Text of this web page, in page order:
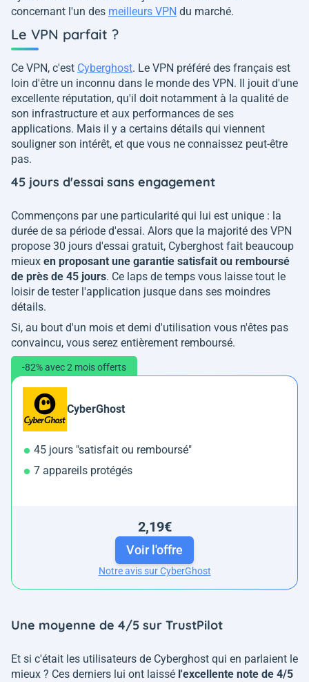
concernant l'un des meilleurs VPN du marché.
Le VPN parfait ?
Ce VPN, c'est Cyberghost. Le VPN préféré des français est
loin d'être un inconnu dans le monde des VPN. Il jouit d'une
excellente réputation, qu'il doit notamment à la qualité de
son infrastructure et aux performances de ses
applications. Mais il y a certains détails qui viennent
souligner son intérêt, et que vous ne connaissez peut-être
pas.
45 jours d'essai sans engagement
Commençons par une particularité qui lui est unique : la
durée de sa période d'essai. Alors que la majorité des VPN
propose 30 jours d'essai gratuit, Cyberghost fait beaucoup
mieux en proposant une garantie satisfait ou remboursé
de près de 45 jours. Ce laps de temps vous laisse tout le
loisir de tester l'application jusque dans ses moindres
détails.
Si, au bout d'un mois et demi d'utilisation vous n'êtes pas
convaincu, vous serez entièrement remboursé.
-82% avec 2 mois offerts
CyberGhost
45 jours "satisfait ou remboursé"
7 appareils protégés
2,19€
Voir l'offre
Notre avis sur CyberGhost
Une moyenne de 4/5 sur TrustPilot
Et si c'était les utilisateurs de Cyberghost qui en parlaient le
mieux ? Ces derniers lui ont laissé l'excellente note de 4/5